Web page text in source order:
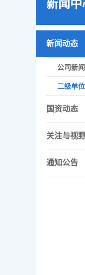
新闻中
新闻动态
公司新闻
二级单
国资动态
关注与视
通知公告